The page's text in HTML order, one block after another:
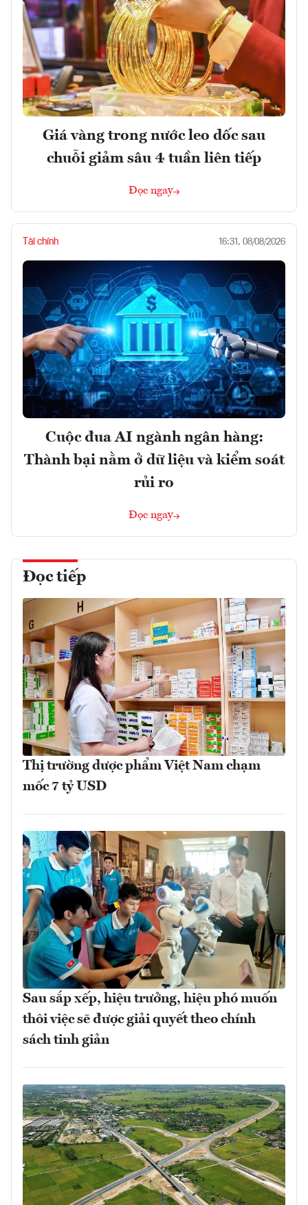
Giá vàng trong nước leo dốc sau
chuỗi giảm sâu 4 tuần liên tiếp
Đọc ngay
Tài chính 16:31, 08/08/2026
Cuộc đua AI ngành ngân hàng:
Thành bại nằm ở dữ liệu và kiểm soát
rủi ro
Đọc ngay
Đọc tiếp
Thị trường dược phẩm Việt Nam chạm
mốc 7 tỷ USD
Sau sắp xếp, hiệu trưởng, hiệu phó muốn
thôi việc sẽ được giải quyết theo chính
sách tinh giản